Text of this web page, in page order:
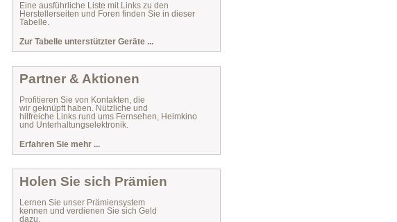
Eine ausführliche Liste mit Links zu den
Herstellerseiten und Foren finden Sie in dieser
Tabelle.
Zur Tabelle unterstützter Geräte ...
Partner & Aktionen
Profitieren Sie von Kontakten, die
wir geknüpft haben. Nützliche und
hilfreiche Links rund ums Fernsehen, Heimkino
und Unterhaltungselektronik.
Erfahren Sie mehr ...
Holen Sie sich Prämien
Lernen Sie unser Prämiensystem
kennen und verdienen Sie sich Geld
dazu.